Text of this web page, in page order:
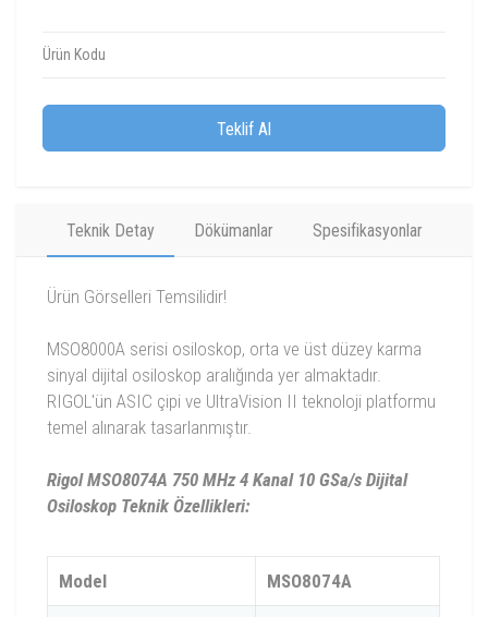
Ürün Kodu
Teklif Al
Teknik Detay Dökümanlar Spesifikasyonlar
Ürün Görselleri Temsilidir!
MSO8000A serisi osiloskop, orta ve üst düzey karma
sinyal dijital osiloskop aralığında yer almaktadır.
RIGOL'ün ASIC çipi ve UltraVision II teknoloji platformu
temel alınarak tasarlanmıştır.
Rigol MSO8074A 750 MHz 4 Kanal 10 GSa/s Dijital
Osiloskop Teknik Özellikleri:
Model MSO8074A